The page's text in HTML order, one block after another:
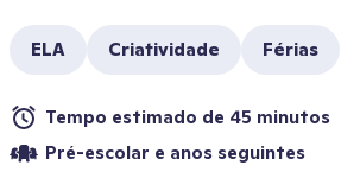
ELA Criatividade Férias
Tempo estimado de 45 minutos
Pré-escolar e anos seguintes